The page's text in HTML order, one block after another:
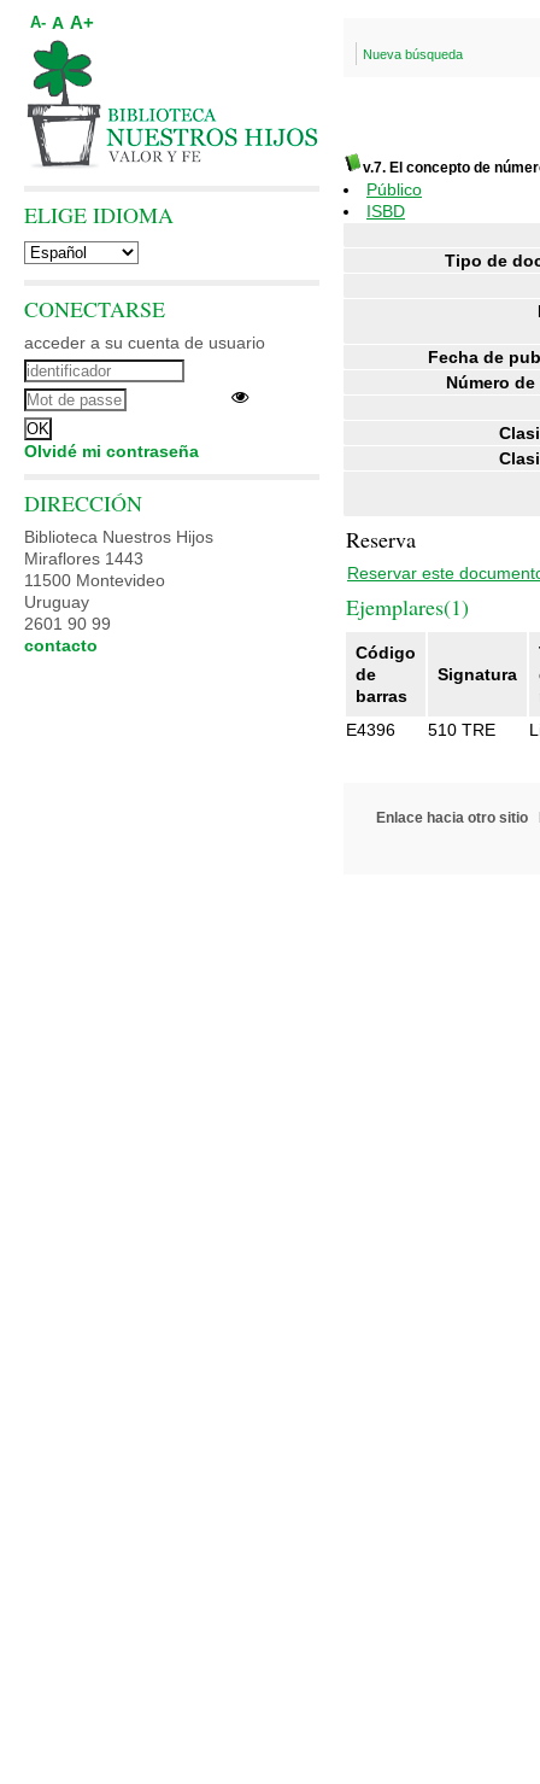
Nueva búsqueda
v.7. El concepto de
Público
ISBD
Tipo de
Fecha de
Número
Reserva
Reservar este
Ejemplares(1)
Código
de
barras
Signatura
E4396
510 TRE
Enlace hacia otro sitio
A- A A+
ELIGE IDIOMA
CONECTARSE
acceder a su cuenta de usuario
Olvidé mi contraseña
DIRECCIÓN
Biblioteca Nuestros Hijos
Miraflores 1443
11500 Montevideo
Uruguay
2601 90 99
contacto